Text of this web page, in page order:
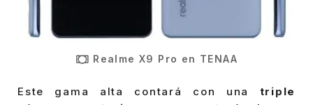
Realme X9 Pro en TENAA
Este gama alta contará con una triple